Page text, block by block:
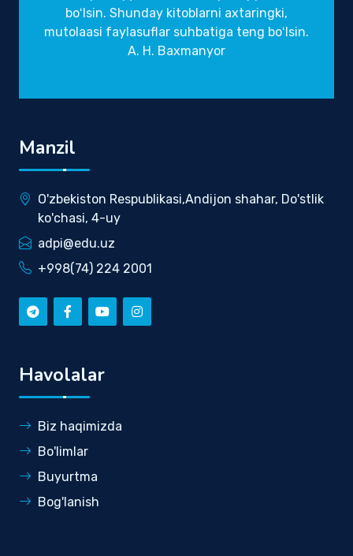
boʻlsin. Shunday kitoblarni axtaringki,
mutolaasi faylasuflar suhbatiga teng boʻlsin.
A. H. Baxmanyor
Manzil
O'zbekiston Respublikasi,Andijon shahar, Do'stlik
ko'chasi, 4-uy
adpi@edu.uz
+998(74) 224 2001
Havolalar
Biz haqimizda
Bo'limlar
Buyurtma
Bog'lanish